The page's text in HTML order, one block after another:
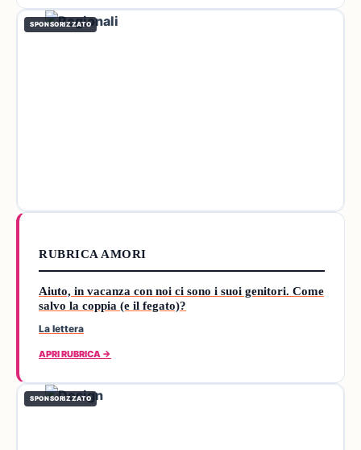
SPONSORIZZATO
RUBRICA AMORI
Aiuto, in vacanza con noi ci sono i suoi genitori. Come
salvo la coppia (e il fegato)?
La lettera
APRI RUBRICA →
SPONSORIZZATO